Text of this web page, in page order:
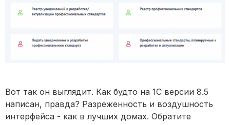
Вот так он выглядит. Как будто на 1С версии 8.5
написан, правда? Разреженность и воздушность
интерфейса - как в лучших домах. Обратите